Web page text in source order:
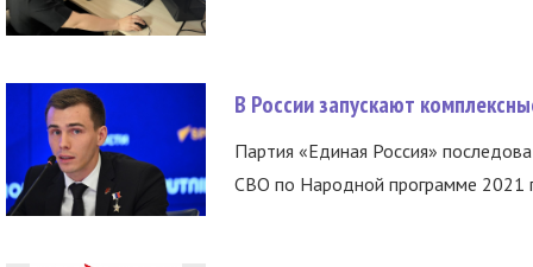
В России запускают
Партия «Единая Россия»
СВО по Народной программе 2021